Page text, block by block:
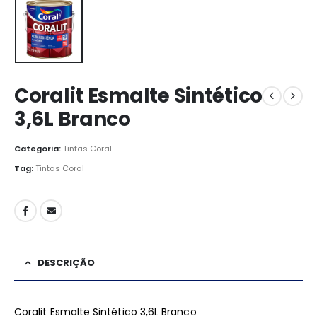
Coralit Esmalte Sintético
3,6L Branco
Categoria:Tintas Coral
Tag:Tintas Coral
DESCRIÇÃO
Coralit Esmalte Sintético 3,6L Branco